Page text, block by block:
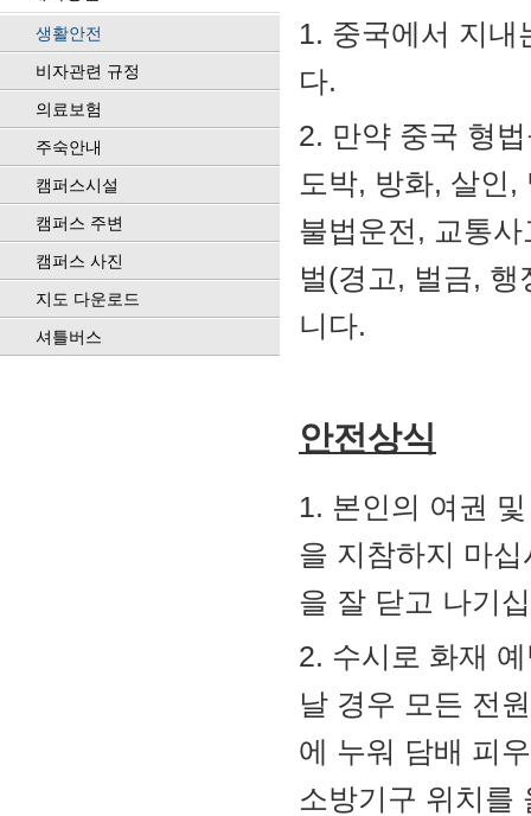
생활안전
비자관련 규정
의료보험
주숙안내
캠퍼스시설
캠퍼스 주변
캠퍼스 사진
지도 다운로드
셔틀버스
1. 중국에서 지내
다.
2. 만약 중국 형
도박, 방화, 살인
불법운전, 교통
벌(경고, 벌금,
니다.
안전상식
1. 본인의 여권
을 지참하지 마
을 잘 닫고 나기
2. 수시로 화재
날 경우 모든 전
에 누워 담배 피
소방기구 위치를